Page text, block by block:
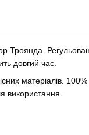
Троянда.
довгий час.
матеріалів. 100%
використання.